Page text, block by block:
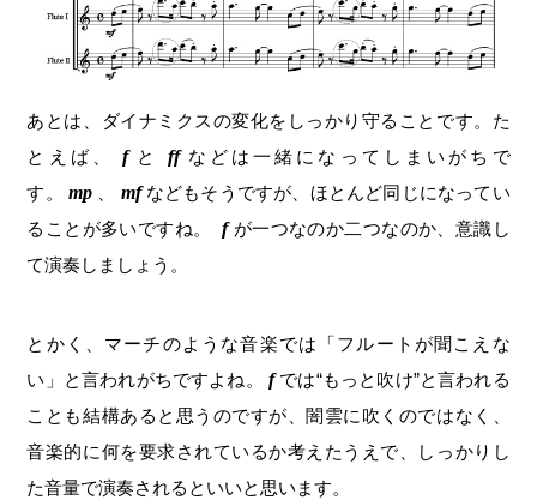
あとは、ダイナミクスの変化をしっかり守ることです。た
とえば、
f と ff などは一緒になってしまいがちで
す。
mp mfなどもそうですが、ほとんど同じになってい
ることが多いですね。
f が一つなのか二つなのか、意識し
て演奏しましょう。
とかく、マーチのような音楽では「フルートが聞こえな
い」と言われがちですよね。
fでは“もっと吹け”と言われる
ことも結構あると思うのですが、闇雲に吹くのではなく、
音楽的に何を要求されているか考えたうえで、しっかりし
た音量で演奏されるといいと思います。